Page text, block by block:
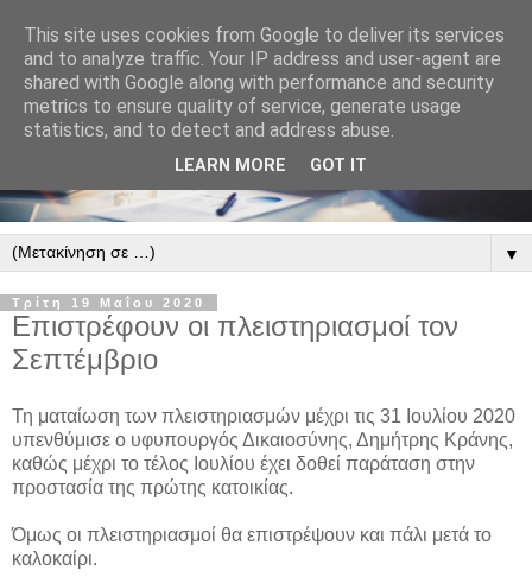
▼
Τρίτη 19 Μαΐου 2020
Επιστρέφουν οι πλειστηριασμοί τον
Σεπτέμβριο
Τη ματαίωση των πλειστηριασμών μέχρι τις 31 Ιουλίου 2020
υπενθύμισε ο υφυπουργός Δικαιοσύνης, Δημήτρης Κράνης,
καθώς μέχρι το τέλος Ιουλίου έχει δοθεί παράταση στην
προστασία της πρώτης κατοικίας.
Όμως οι πλειστηριασμοί θα επιστρέψουν και πάλι μετά το
καλοκαίρι.
This site uses cookies from Google to deliver its services
and to analyze traffic. Your IP address and user-agent are
shared with Google along with performance and security
metrics to ensure quality of service, generate usage
statistics, and to detect and address abuse.
LEARN MORE GOT IT